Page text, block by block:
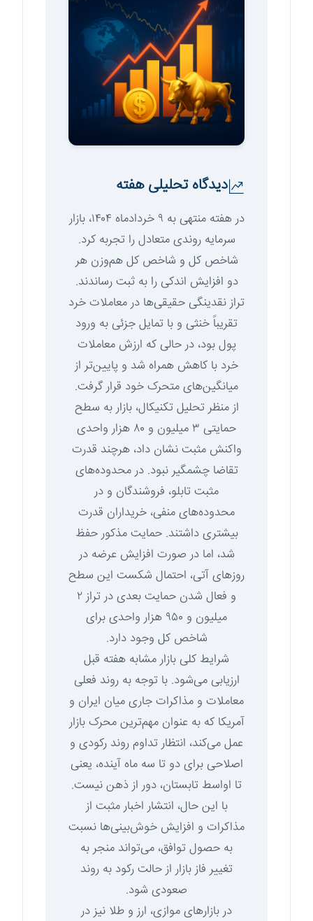
دیدگاه تحلیلی هفته
در هفته منتهی به ۹ خردادماه ۱۴۰۴، بازار
سرمایه روندی متعادل را تجربه کرد.
شاخص کل و شاخص کل هم‌وزن هر
دو افزایش اندکی را به ثبت رساندند.
تراز نقدینگی حقیقی‌ها در معاملات خرد
تقریباً خنثی و با تمایل جزئی به ورود
پول بود، در حالی که ارزش معاملات
خرد با کاهش همراه شد و پایین‌تر از
میانگین‌های متحرک خود قرار گرفت.
از منظر تحلیل تکنیکال، بازار به سطح
حمایتی ۳ میلیون و ۸۰ هزار واحدی
واکنش مثبت نشان داد، هرچند قدرت
تقاضا چشمگیر نبود. در محدوده‌های
مثبت تابلو، فروشندگان و در
محدوده‌های منفی، خریداران قدرت
بیشتری داشتند. حمایت مذکور حفظ
شد، اما در صورت افزایش عرضه در
روزهای آتی، احتمال شکست این سطح
و فعال شدن حمایت بعدی در تراز ۲
میلیون و ۹۵۰ هزار واحدی برای
شاخص کل وجود دارد.
شرایط کلی بازار مشابه هفته قبل
ارزیابی می‌شود. با توجه به روند فعلی
معاملات و مذاکرات جاری میان ایران و
آمریکا که به عنوان مهم‌ترین محرک بازار
عمل می‌کند، انتظار تداوم روند رکودی و
اصلاحی برای دو تا سه ماه آینده، یعنی
تا اواسط تابستان، دور از ذهن نیست.
با این حال، انتشار اخبار مثبت از
مذاکرات و افزایش خوش‌بینی‌ها نسبت
به حصول توافق، می‌تواند منجر به
تغییر فاز بازار از حالت رکود به روند
صعودی شود.
در بازارهای موازی، ارز و طلا نیز در